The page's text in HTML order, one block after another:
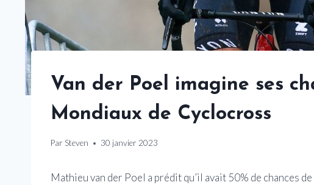
Van der Poel imagine ses
Mondiaux de Cyclocross
Par Steven 30 janvier 2023
Mathieu van der Poel a prédit qu’il avait 50% de chances